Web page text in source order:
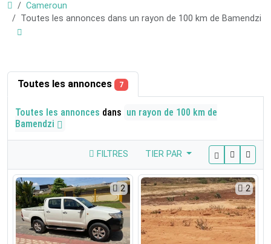
Cameroun
Toutes les annonces dans un rayon de 100 km de Bamendzi
Toutes les annonces 7
Toutes les annonces dans un rayon de 100 km de
Bamendzi
FILTRES TIER PAR
2 2